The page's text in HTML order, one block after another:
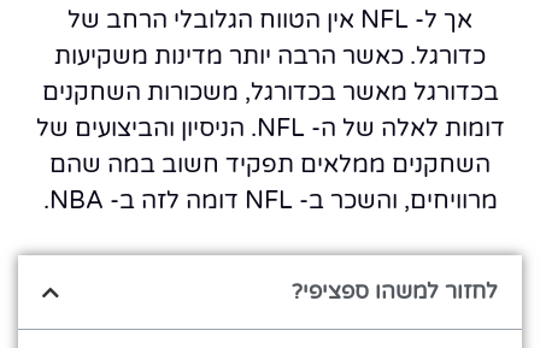
אך ל- NFL אין הטווח הגלובלי הרחב של
כדורגל. כאשר הרבה יותר מדינות משקיעות
בכדורגל מאשר בכדורגל, משכורות השחקנים
דומות לאלה של ה- NFL. הניסיון והביצועים של
השחקנים ממלאים תפקיד חשוב במה שהם
מרוויחים, והשכר ב- NFL דומה לזה ב- NBA.
לחזור למשהו ספציפי?